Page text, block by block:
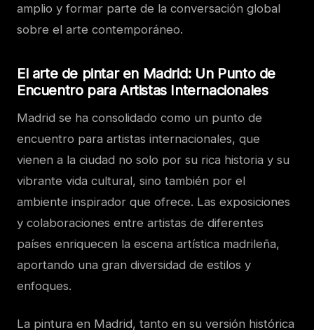
amplio y formar parte de la conversación global
sobre el arte contemporáneo.
El arte de pintar en Madrid: Un Punto de
Encuentro para Artistas Internacionales
Madrid se ha consolidado como un punto de
encuentro para artistas internacionales, que
vienen a la ciudad no solo por su rica historia y su
vibrante vida cultural, sino también por el
ambiente inspirador que ofrece. Las exposiciones
y colaboraciones entre artistas de diferentes
países enriquecen la escena artística madrileña,
aportando una gran diversidad de estilos y
enfoques.
La pintura en Madrid, tanto en su versión histórica